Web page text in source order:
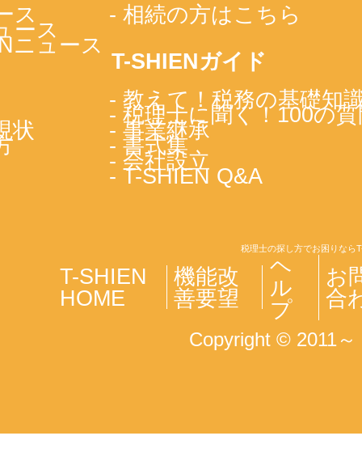
ス
ース
ニュース
状
- 相続の方はこちら
T-SHIENガイド
- 教えて！税務の基礎知
- 税理士に聞く！100の
- 事業継承
- 書式集
- 会社設立
- T-SHIEN Q&A
税理士の探し方でお困りなら
T-SHIEN
HOME
機能改
善要望
ヘ
ル
プ
お
合
Copyright © 2011